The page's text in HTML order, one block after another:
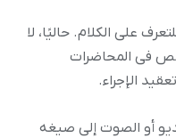
على الکلام. حالیًا، لا
نص فی المحاضرات
الإجراء.
أو الصوت إلى صیغه